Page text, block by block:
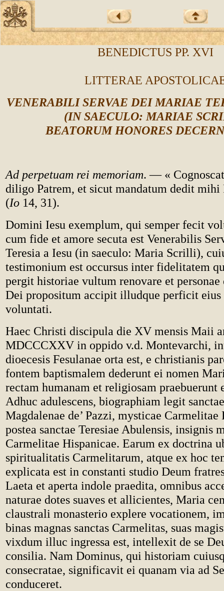
BENEDICTUS PP. XVI
LITTERAE
VENERABILI SERVAE DEI MARIAE
(IN SAECULO: MARIAE
BEATORUM HONORES
Ad perpetuam rei memoriam. — «
diligo Patrem, et sicut mandatum dedit mihi
(Io 14, 31).
Domini Iesu exemplum, qui semper fecit
cum fide et amore secuta est Venerabilis
Teresia a Iesu (in saeculo: Maria Scrilli),
testimonium est occursus inter fidelitatem
pergit historiae vultum renovare et
Dei propositum accipit illudque perficit eius
voluntati.
Haec Christi discipula die XV mensis Maii
MDCCCXXV in oppido v.d. Montevarchi,
dioecesis Fesulanae orta est, e christianis
fontem baptismalem dederunt ei nomen
rectam humanam et religiosam praebuerunt
Adhuc adulescens, biographiam legit
Magdalenae de’ Pazzi, mysticae Carmelitae
postea sanctae Teresiae Abulensis, insignis
Carmelitae Hispanicae. Earum ex doctrina
spiritualitatis Carmelitarum, atque ex hoc
explicata est in constanti studio Deum
Laeta et aperta indole praedita, omnibus
naturae dotes suaves et allicientes, Maria
claustrali monasterio explere vocationem,
binas magnas sanctas Carmelitas, suas
vixdum illuc ingressa est, intellexit de se
consilia. Nam Dominus, qui historiam
consecratae, significavit ei quanam via ad
conduceret.